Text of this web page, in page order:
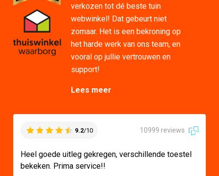
verkozen tot dé beste tuin
webwinkel! Dat gebeurt niet
zomaar. Het is een bekroning op
het harde werk van ons team, en
vooral op jullie vertrouwen en
support!
Lees meer
9.2/10 10999 reviews
Heel goede uitleg gekregen, verschillende toestel
bekeken. Prima service!!